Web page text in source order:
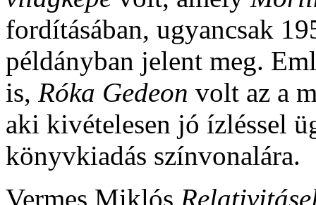
fordításában, ugyancsak
példányban jelent meg.
is, Róka Gedeon volt az a
aki kivételesen jó ízléssel
könyvkiadás színvonalára.
Vermes Miklós